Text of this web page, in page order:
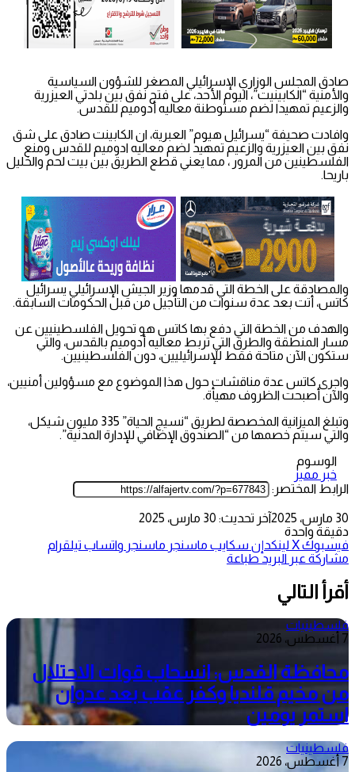
صادق المجلس الوزاري الإسرائيلي المصغر للشؤون السياسية
والأمنية “الكابينيت”، اليوم الأحد، على فتح نفق بين بلدتي العيزرية
والزعيم تمهيدا لضم مستوطنة معاليه أدوميم للقدس.
وافادت صحيفة “يسرائيل هيوم” العبرية، ان الكابينت صادق على شق
نفق بين العيزرية والزعيم تمهيد لضم معاليه ادوميم للقدس ومنع
الفلسطينين من المرور ، مما يعني قطع الطريق بين بيت لحم والخليل
باريحا.
والمصادقة على الخطة التي قدمها وزير الجيش الإسرائيلي يسرائيل
كاتس، أتت بعد عدة سنوات من التأجيل من قبل الحكومات السابقة.
والهدف من الخطة التي دفع بها كاتس هو تحويل الفلسطينيين عن
مسار المنطقة والطرق التي تربط معاليه أدوميم بالقدس، والتي
ستكون الآن متاحة فقط للإسرائيليين، دون الفلسطينيين.
واجرى كاتس عدة مناقشات حول هذا الموضوع مع مسؤولين أمنيين،
والآن أصبحت الظروف مهيأة.
وتبلغ الميزانية المخصصة لطريق “نسيج الحياة” 335 مليون شيكل،
والتي سيتم خصمها من “الصندوق الإضافي للإدارة المدنية”.
الوسوم
خبر مميز
الرابط المختصر:
30 مارس، 2025
آخر تحديث: 30 مارس، 2025
دقيقة واحدة
فيسبوك‫Xلينكدإن سكايب ماسنجر ماسنجر واتساب تيلقرام
مشاركة عبر البريد طباعة
أقرأ التالي
فلسطينيات
7 أغسطس، 2026
محافظة القدس: انسحاب قوات الاحتلال
من مخيم قلنديا وكفر عقب بعد عدوان
استمر يومين
فلسطينيات
7 أغسطس، 2026